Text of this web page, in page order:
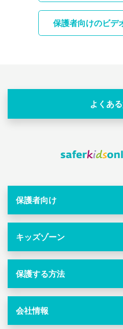
保護者向けのビデ
よくあ
保護者向け
キッズゾーン
保護する方法
会社情報